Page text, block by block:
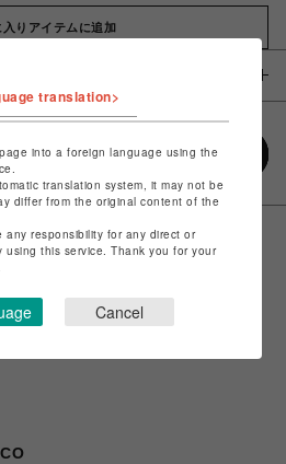
入りアイテムに追加
translation>
into a foreign language using the
translation system, it may not be
differ from the original content of the
responsibility for any direct or
using this service. Thank you for your
Cancel